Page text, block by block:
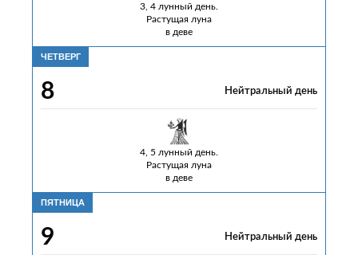
3, 4 лунный день.
Растущая луна
в деве
ЧЕТВЕРГ
8 Нейтральный день
4, 5 лунный день.
Растущая луна
в деве
ПЯТНИЦА
9 Нейтральный день